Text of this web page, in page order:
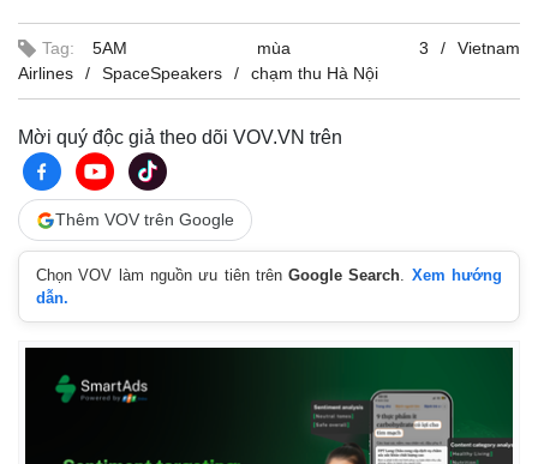
Tag: 5AM mùa 3
Vietnam
Airlines
SpaceSpeakers chạm thu Hà Nội
Mời quý độc giả theo dõi VOV.VN trên
Thêm VOV trên Google
Chọn VOV làm nguồn ưu tiên trênGoogle Search. Xem hướng
dẫn.